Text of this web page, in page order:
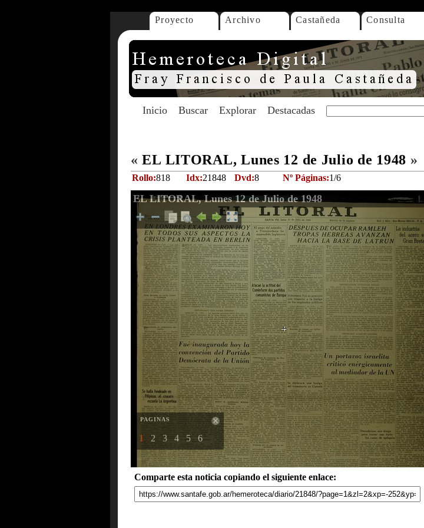
Proyecto Archivo Castañeda Consulta
Inicio Buscar Explorar Destacadas
« EL LITORAL, Lunes 12 de Julio de 1948 »
Rollo:818 Idx:21848 Dvd:8 Nº Páginas:1/6
EL LITORAL, Lunes 12 de Julio de 1948
PAGINAS
1 2 3 4 5 6
Comparte esta noticia copiando el siguiente enlace: